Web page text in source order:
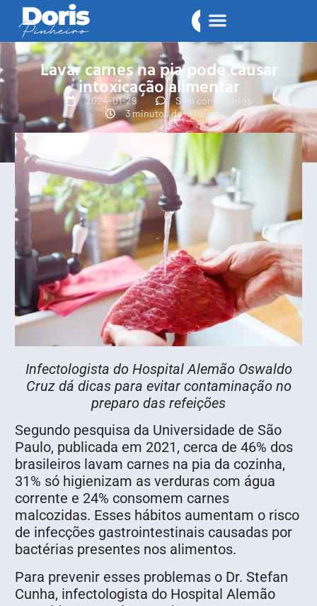
Lavar carnes na pia pode causar
intoxicação alimentar
2024-01-29
Sem comentários
3 minutos de leitura
Infectologista do Hospital Alemão Oswaldo
Cruz dá dicas para evitar contaminação no
preparo das refeições
Segundo pesquisa da Universidade de São
Paulo, publicada em 2021, cerca de 46% dos
brasileiros lavam carnes na pia da cozinha,
31% só higienizam as verduras com água
corrente e 24% consomem carnes
malcozidas. Esses hábitos aumentam o risco
de infecções gastrointestinais causadas por
bactérias presentes nos alimentos.
Para prevenir esses problemas o Dr. Stefan
Cunha, infectologista do Hospital Alemão